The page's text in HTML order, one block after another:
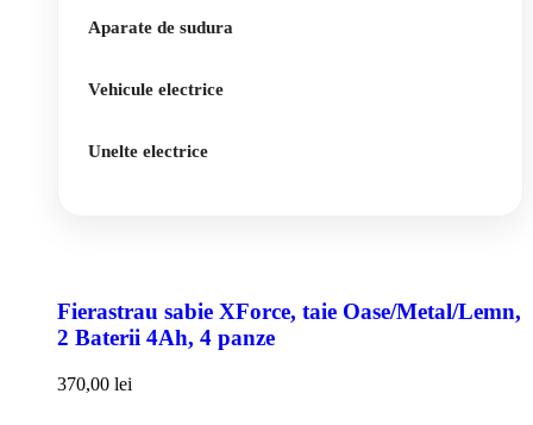
Aparate de sudura
Vehicule electrice
Unelte electrice
Fierastrau sabie XForce, taie Oase/Metal/Lemn,
2 Baterii 4Ah, 4 panze
370,00 lei